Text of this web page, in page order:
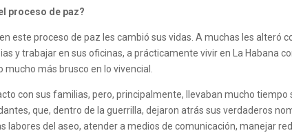
proceso de paz?
este proceso de paz les cambió sus vidas. A muchas les alteró
y trabajar en sus oficinas, a prácticamente vivir en La Habana
más brusco en lo vivencial.
con sus familias, pero, principalmente, llevaban mucho tiempo
que, dentro de la guerrilla, dejaron atrás sus verdaderos
del aseo, atender a medios de comunicación, manejar